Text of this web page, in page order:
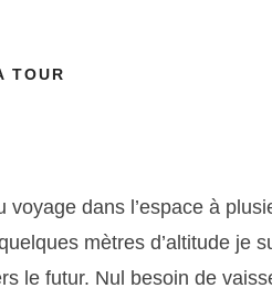
TOUR
voyage dans l’espace à
mètres d’altitude je
le futur. Nul besoin de